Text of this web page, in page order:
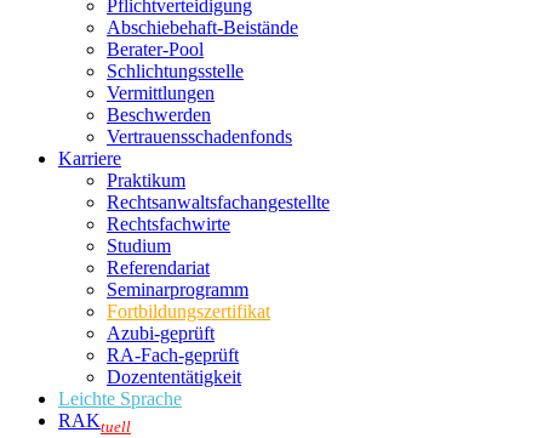
Pflichtverteidigung
Abschiebehaft-Beistände
Berater-Pool
Schlichtungsstelle
Vermittlungen
Beschwerden
Vertrauensschadenfonds
Karriere
Praktikum
Rechtsanwalts­fachangestellte
Rechtsfachwirte
Studium
Referendariat
Seminarprogramm
Fortbildungszertifikat
Azubi-geprüft
RA-Fach-geprüft
Dozententätigkeit
Leichte Sprache
RAKtuell